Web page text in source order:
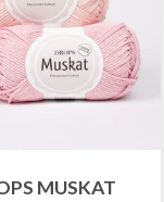
MUSKAT